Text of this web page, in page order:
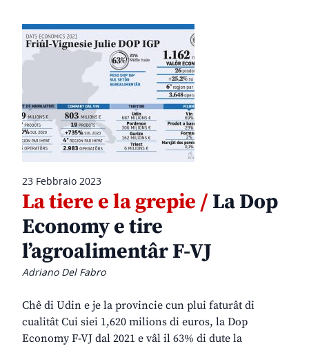
23 Febbraio 2023
La tiere e la grepie /La Dop
Economy e tire
l’agroalimentâr F-VJ
Adriano Del Fabro
Chê di Udin e je la provincie cun plui faturât di
cualitât Cui siei 1,620 milions di euros, la Dop
Economy F-VJ dal 2021 e vâl il 63% di dute la